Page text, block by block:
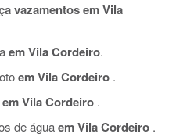
vazamentos em Vila
em Vila Cordeiro.
em Vila Cordeiro .
em Vila Cordeiro .
de águaem Vila Cordeiro .